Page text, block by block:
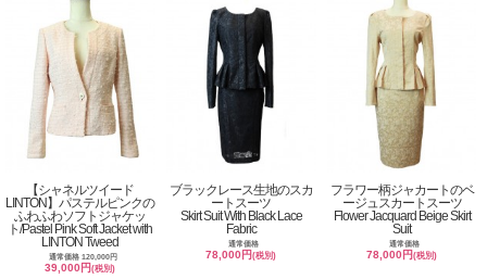
【シャネルツイード
LINTON】パステルピンクの
ふわふわソフトジャケッ
ト/Pastel Pink Soft Jacket with
LINTON Tweed
通常価格 120,000円
39,000円(税別)
ブラックレース生地のスカ
ートスーツ
Skirt Suit With Black Lace
Fabric
通常価格
78,000円(税別)
フラワー柄ジャカートのベ
ージュスカートスーツ
Flower Jacquard Beige Skirt
Suit
通常価格
78,000円(税別)